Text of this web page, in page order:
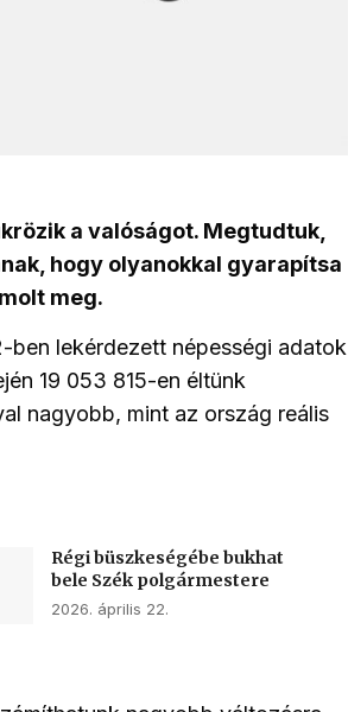
a valóságot. Megtudtuk,
hogy olyanokkal gyarapítsa
meg.
ben lekérdezett népességi adatok
19 053 815-en éltünk
nagyobb, mint az ország reális
Régi büszkeségébe bukhat
bele Szék polgármestere
2026. április 22.